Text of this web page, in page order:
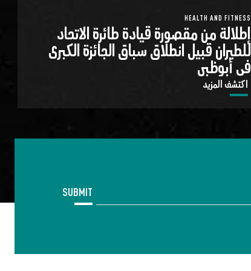
HEALTH AND FITNESS
إطلالة من مقصورة قيادة طائرة الاتحاد
للطيران قبيل انطلاق سباق الجائزة الكبرى
في أبوظبي
اكتشف المزيد
SUBMIT